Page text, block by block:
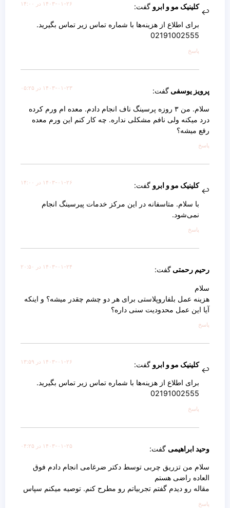
کلینیک مو و ابرو گفت: ۱۴۰۳-۰۱-۲۶ در ۱۴:۰۰
برای اطلاع از هزینه‌ها با شماره تماس زیر تماس بگیرید.
02191002555
پاسخ
پرویز یوسفی گفت: ۱۴۰۳-۰۱-۲۳ در ۰۵:۲۵
سلام. من ۳ روزه پرسینگ ناف انجام دادم. معده ام ورم کرده
درد میکنه ولی نافم مشکلی نداره. چه کار کنم این ورم معده
رفع میشه؟
پاسخ
کلینیک مو و ابرو گفت: ۱۴۰۳-۰۱-۲۶ در ۱۴:۰۰
با سلام. متاسفانه در این مرکز خدمات پیرسینگ انجام
نمی‌شود.
پاسخ
رحیم رحمتی گفت: ۱۴۰۳-۰۱-۲۴ در ۲۰:۵۰
سلام
هزینه عمل بلفاروپلاستی برای هر دو چشم چقدر میشه؟ و اینکه
آیا این عمل محدودیت سنی داره؟
پاسخ
کلینیک مو و ابرو گفت: ۱۴۰۳-۰۱-۲۶ در ۱۳:۵۹
برای اطلاع از هزینه‌ها با شماره تماس زیر تماس بگیرید.
02191002555
پاسخ
وحید ابراهیمی گفت: ۱۴۰۳-۰۱-۲۵ در ۰۴:۲۵
سلام من تزریق چربی توسط دکتر ضرغامی انجام دادم فوق
العاده راضی هستم
مقاله رو دیدم گفتم تجربیاتم رو مطرح کنم. توصیه میکنم سپاس
پاسخ